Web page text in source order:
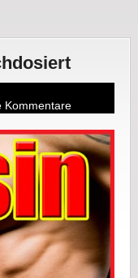
Kommentare